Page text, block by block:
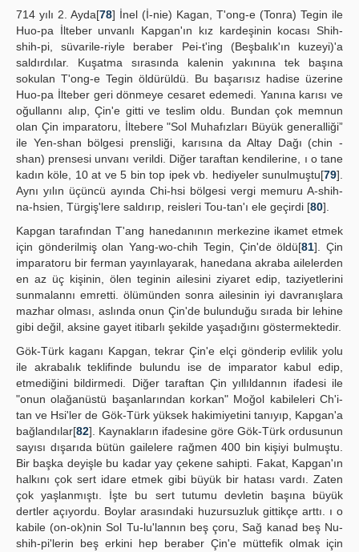
714 yılı 2. Ayda[78] İnel (İ-nie) Kagan, T'ong-e (Tonra) Tegin ile
Huo-pa İlteber unvanlı Kapgan'ın kız kardeşinin kocası Shih-
shih-pi, süvarile-riyle beraber Pei-t'ing (Beşbalık'ın kuzeyi)'a
saldırdılar. Kuşatma sırasında kalenin yakınına tek başına
sokulan T'ong-e Tegin öldürüldü. Bu başarısız hadise üzerine
Huo-pa İlteber geri dönmeye cesaret edemedi. Yanına karısı ve
oğullannı alıp, Çin'e gitti ve teslim oldu. Bundan çok memnun
olan Çin imparatoru, İltebere "Sol Muhafızları Büyük generalliği”
ile Yen-shan bölgesi prensliği, karısına da Altay Dağı (chin -
shan) prensesi unvanı verildi. Diğer taraftan kendilerine, ı o tane
kadın köle, 10 at ve 5 bin top ipek vb. hediyeler sunulmuştu[79].
Aynı yılın üçüncü ayında Chi-hsi bölgesi vergi memuru A-shih-
na-hsien, Türgiş'lere saldırıp, reisleri Tou-tan'ı ele geçirdi [80].
Kapgan tarafından T'ang hanedanının merkezine ikamet etmek
için gönderilmiş olan Yang-wo-chih Tegin, Çin'de öldü[81]. Çin
imparatoru bir ferman yayınlayarak, hanedana akraba ailelerden
en az üç kişinin, ölen teginin ailesini ziyaret edip, taziyetlerini
sunmalannı emretti. ölümünden sonra ailesinin iyi davranışlara
mazhar olması, aslında onun Çin'de bulunduğu sırada bir lehine
gibi değil, aksine gayet itibarlı şekilde yaşadığını göstermektedir.
Gök-Türk kaganı Kapgan, tekrar Çin'e elçi gönderip evlilik yolu
ile akrabalık teklifinde bulundu ise de imparator kabul edip,
etmediğini bildirmedi. Diğer taraftan Çin yıllıldannın ifadesi ile
"onun olağanüstü başanlarından korkan" Moğol kabileleri Ch'i-
tan ve Hsi'ler de Gök-Türk yüksek hakimiyetini tanıyıp, Kapgan'a
bağlandılar[82]. Kaynakların ifadesine göre Gök-Türk ordusunun
sayısı dışarıda bütün gailelere rağmen 400 bin kişiyi bulmuştu.
Bir başka deyişle bu kadar yay çekene sahipti. Fakat, Kapgan'ın
halkını çok sert idare etmek gibi büyük bir hatası vardı. Zaten
çok yaşlanmıştı. İşte bu sert tutumu devletin başına büyük
dertler açıyordu. Boylar arasındaki huzursuzluk gittikçe arttı. ı o
kabile (on-ok)nin Sol Tu-lu'lannın beş çoru, Sağ kanad beş Nu-
shih-pi'lerin beş erkini hep beraber Çin'e müttefik olmak için